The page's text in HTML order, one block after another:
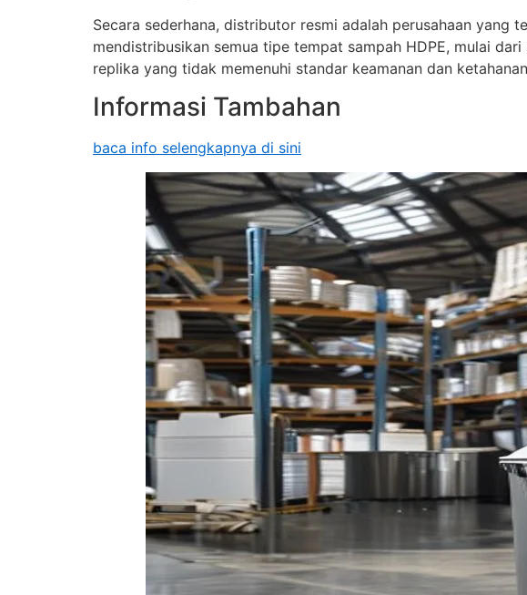
Secara sederhana, distributor resmi adalah perusahaan yang
mendistribusikan semua tipe tempat sampah HDPE, mulai
replika yang tidak memenuhi standar keamanan dan
Informasi Tambahan
baca info selengkapnya di sini